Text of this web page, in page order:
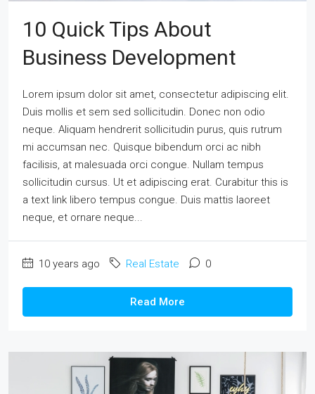
10 Quick Tips About
Business Development
Lorem ipsum dolor sit amet, consectetur adipiscing elit.
Duis mollis et sem sed sollicitudin. Donec non odio
neque. Aliquam hendrerit sollicitudin purus, quis rutrum
mi accumsan nec. Quisque bibendum orci ac nibh
facilisis, at malesuada orci congue. Nullam tempus
sollicitudin cursus. Ut et adipiscing erat. Curabitur this is
a text link libero tempus congue. Duis mattis laoreet
neque, et ornare neque...
10 years ago Real Estate 0
Read More